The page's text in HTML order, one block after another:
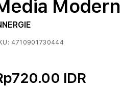
Modern
4710901730444
IDR